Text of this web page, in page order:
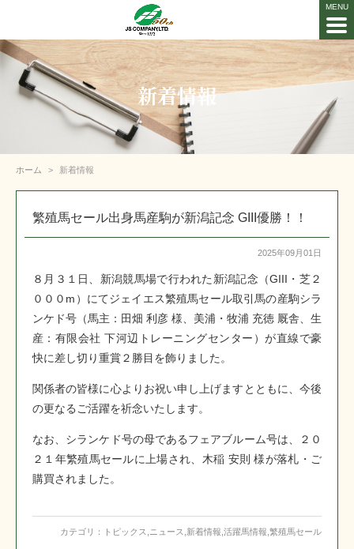
新着情報
ホーム 新着情報
繁殖馬セール出身馬産駒が新潟記念 GIII優勝！！
2025年09月01日
８月３１日、新潟競馬場で行われた新潟記念（GIII・芝２
０００m）にてジェイエス繁殖馬セール取引馬の産駒シラ
ンケド号（馬主：田畑 利彦 様、美浦・牧浦 充徳 厩舎、生
産：有限会社 下河辺トレーニングセンター）が直線で豪
快に差し切り重賞２勝目を飾りました。
関係者の皆様に心よりお祝い申し上げますとともに、今後
の更なるご活躍を祈念いたします。
なお、シランケド号の母であるフェアブルーム号は、２０
２１年繁殖馬セールに上場され、木稲 安則 様が落札・ご
購買されました。
カテゴリ： トピックス ニュース 新着情報 活躍馬情報 繁殖馬セール